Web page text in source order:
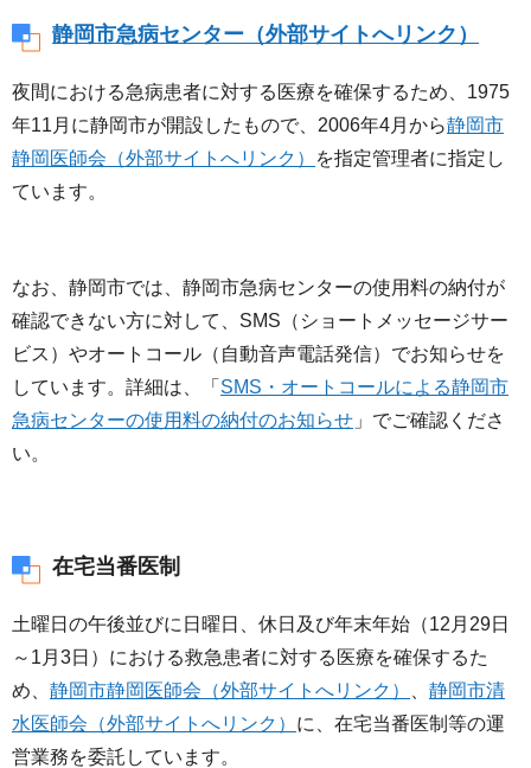
静岡市急病センター（外部サイトへリンク）
夜間における急病患者に対する医療を確保するため、1975
年11月に静岡市が開設したもので、2006年4月から静岡市
静岡医師会（外部サイトへリンク）
を指定管理者に指定し
ています。
なお、静岡市では、静岡市急病センターの使用料の納付が
確認できない方に対して、SMS（ショートメッセージサー
ビス）やオートコール（自動音声電話発信）でお知らせを
しています。詳細は、「 SMS・オートコールによる静岡市
急病センターの使用料の納付のお知らせ 」でご確認くださ
い。
在宅当番医制
土曜日の午後並びに日曜日、休日及び年末年始（12月29日
～1月3日）における救急患者に対する医療を確保するた
め、 静岡市静岡医師会（外部サイトへリンク）
静岡市清
水医師会（外部サイトへリンク） に、在宅当番医制等の運
営業務を委託しています。